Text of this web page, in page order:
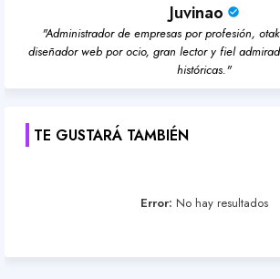
Juvinao
"Administrador de empresas por profesión,
diseñador web por ocio, gran lector y fiel
históricas."
TE GUSTARÁ TAMBIÉN
Error: No hay resultados